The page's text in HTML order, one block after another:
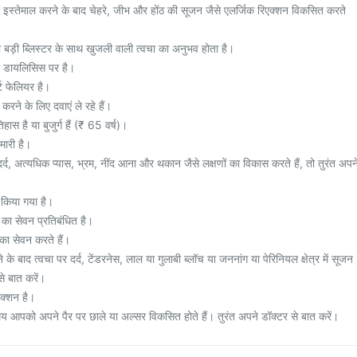
इस्तेमाल करने के बाद चेहरे, जीभ और होंठ की सूजन जैसे एलर्जिक रिएक्शन विकसित करते
ब्लिस्टर के साथ खुजली वाली त्वचा का अनुभव होता है।
डायलिसिस पर है।
फेलियर है।
के लिए दवाएं ले रहे हैं।
है या बुजुर्ग हैं (₹ 65 वर्ष)।
है।
अत्यधिक प्यास, भ्रम, नींद आना और थकान जैसे लक्षणों का विकास करते हैं, तो तुरंत
गया है।
सेवन प्रतिबंधित है।
सेवन करते हैं।
के बाद त्वचा पर दर्द, टेंडरनेस, लाल या गुलाबी ब्लॉच या जननांग या पेरिनियल क्षेत्र में सूजन
बात करें।
है।
आपको अपने पैर पर छाले या अल्सर विकसित होते हैं। तुरंत अपने डॉक्टर से बात करें।